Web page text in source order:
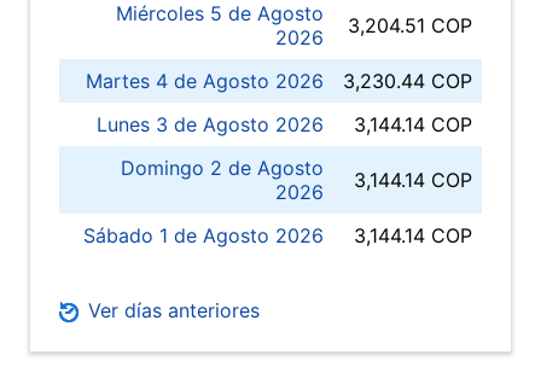
Miércoles 5 de Agosto
2026
3,204.51 COP
Martes 4 de Agosto 2026
3,230.44 COP
Lunes 3 de Agosto 2026
3,144.14 COP
Domingo 2 de Agosto
2026
3,144.14 COP
Sábado 1 de Agosto 2026 3,144.14 COP
Ver días anteriores